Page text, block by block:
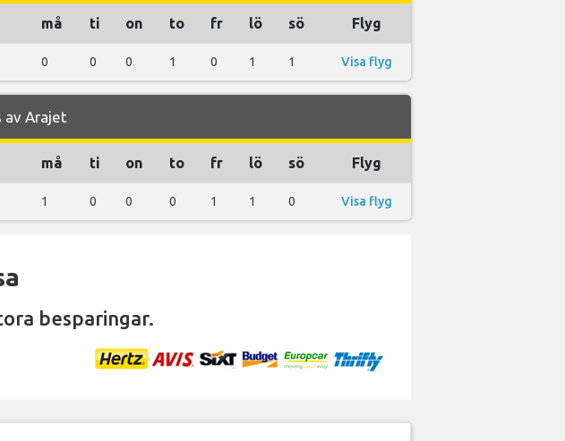
må ti on to fr lö sö Flyg
0 0 0 1 0 1 1 Visa flyg
av Arajet
må ti on to fr lö sö Flyg
1 0 0 0 1 1 0 Visa flyg
besparingar.